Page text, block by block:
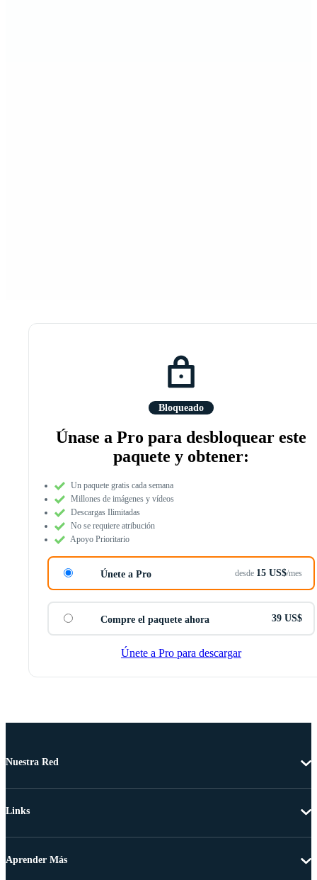
Bloqueado
Únase a Pro para desbloquear este
paquete y obtener:
Un paquete gratis cada semana
Millones de imágenes y vídeos
Descargas Ilimitadas
No se requiere atribución
Apoyo Prioritario
Únete a Pro desde 15 US$/mes
Compre el paquete ahora 39 US$
Únete a Pro para descargar
Nuestra Red
Links
Aprender Más